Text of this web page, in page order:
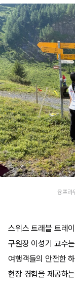
융프라
스위스 트래블 트레
구원장 이성기 교수
여행객들의 안전한
현장 경험을 제공하